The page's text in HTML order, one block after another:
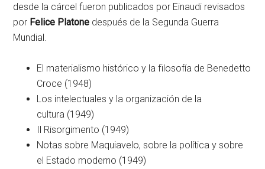
desde la cárcel fueron publicados por Einaudi revisados
por Felice Platone después de la Segunda Guerra
Mundial.
El materialismo histórico y la filosofía de Benedetto
Croce (1948)
Los intelectuales y la organización de la
cultura (1949)
Il Risorgimento (1949)
Notas sobre Maquiavelo, sobre la política y sobre
el Estado moderno (1949)